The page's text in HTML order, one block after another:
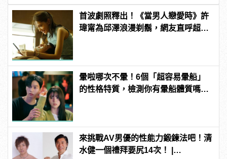
首波劇照釋出！《當男人戀愛時》許
瑋甯為邱澤浪漫剃鬍，網友直呼超有
暈啦哪次不暈！6個「超容易暈船」
的性格特質，檢測你有暈船體質嗎？
來挑戰AV男優的性能力鍛鍊法吧！清
水健一個禮拜要尻14次！ |